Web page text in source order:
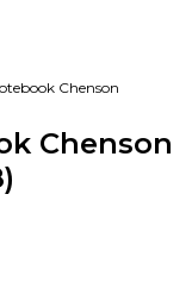
Chenson
Chenson